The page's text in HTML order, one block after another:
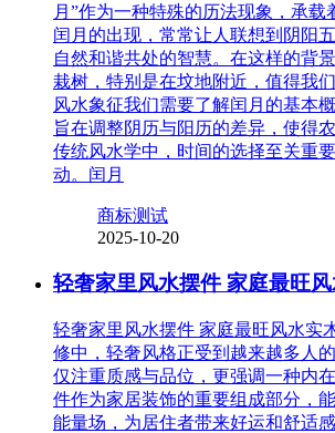
月”作为一种特殊的历法现象，承载
闰月的出现，常常让人联想到阴阳
自然和谐共处的智慧。在这样的背
栽树，特别是在坟地附近，值得我
风水象征我们需要了解闰月的基本
旨在调整阴历与阳历的差异，使得
传统风水学中，时间的选择至关重
动。闰月
商标测试
2025-10-20
轻奢家里风水摆件 家庭最旺
轻奢家里风水摆件 家庭最旺风水实
修中，轻奢风格正受到越来越多人
仅注重质感与品位，更强调一种内
件作为家居装饰的重要组成部分，
能量场，为居住者带来好运和舒适